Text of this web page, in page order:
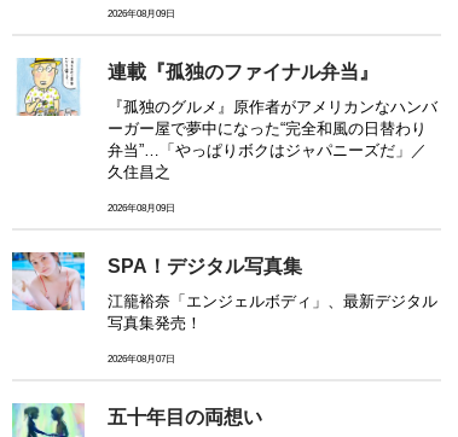
2026年08月09日
連載『孤独のファイナル弁当』
『孤独のグルメ』原作者がアメリカンなハンバ
ーガー屋で夢中になった“完全和風の日替わり
弁当”…「やっぱりボクはジャパニーズだ」／
久住昌之
2026年08月09日
SPA！デジタル写真集
江籠裕奈「エンジェルボディ」、最新デジタル
写真集発売！
2026年08月07日
五十年目の両想い